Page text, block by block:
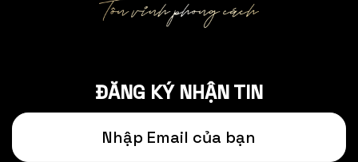
ĐĂNG KÝ NHẬN TIN